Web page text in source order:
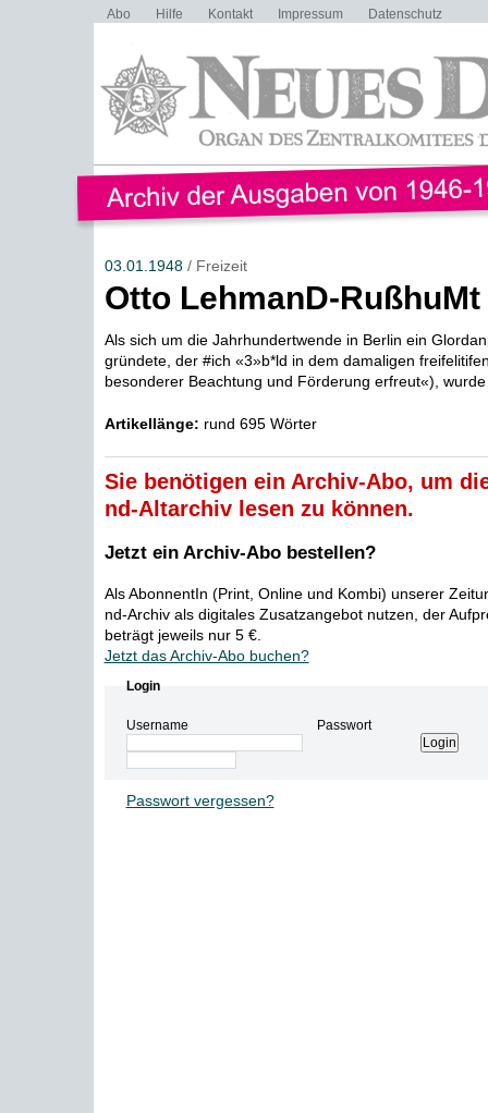
Abo Hilfe Kontakt Impressum Datenschutz
03.01.1948/ Freizeit
Otto LehmanD-
Als sich um die Jahrhundertwende in Berlin ein
gründete, der #ich «3»b*ld in dem damaligen
besonderer Beachtung und Förderung erfreut«),
Artikellänge: rund 695 Wörter
Sie benötigen ein Archiv-Abo, um
nd-Altarchiv lesen zu können.
Jetzt ein Archiv-Abo bestellen?
Als AbonnentIn (Print, Online und Kombi) unserer
nd-Archiv als digitales Zusatzangebot nutzen, der
beträgt jeweils nur 5 €.
Jetzt das Archiv-Abo buchen?
Login
Username Passwort
Passwort vergessen?